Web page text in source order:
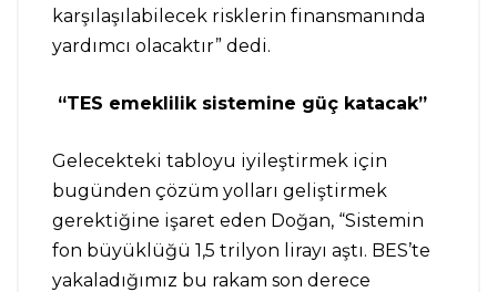
karşılaşılabilecek risklerin finansmanında
yardımcı olacaktır” dedi.
“TES emeklilik sistemine güç katacak”
Gelecekteki tabloyu iyileştirmek için
bugünden çözüm yolları geliştirmek
gerektiğine işaret eden Doğan, “Sistemin
fon büyüklüğü 1,5 trilyon lirayı aştı. BES’te
yakaladığımız bu rakam son derece